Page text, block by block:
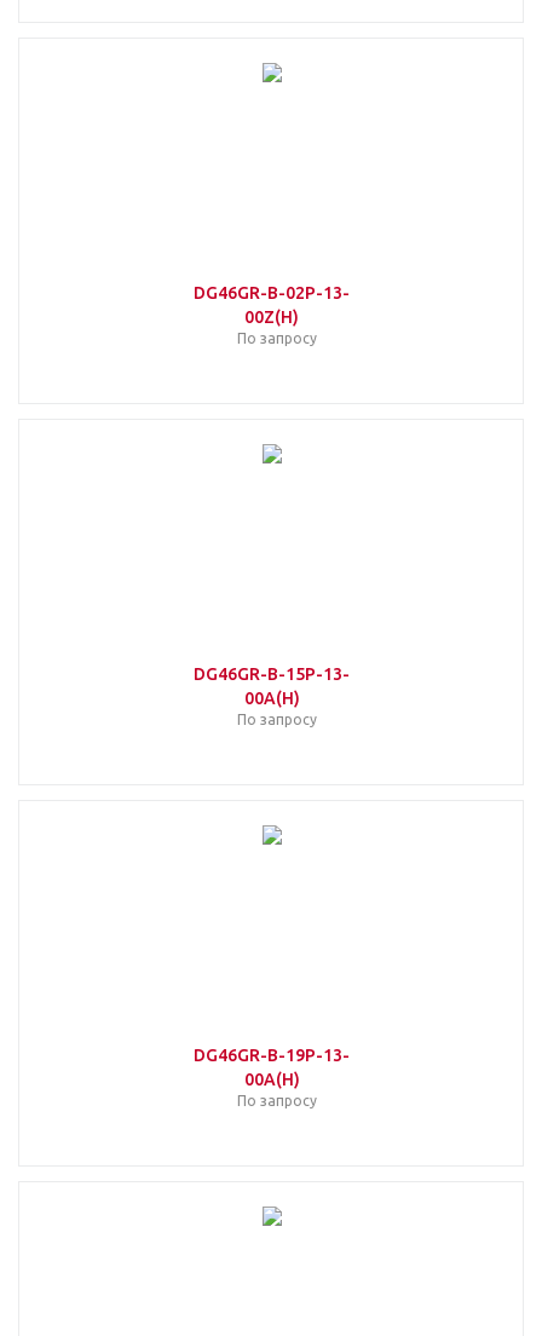
DG46GR-B-02P-13-
00Z(H)
По запросу
DG46GR-B-15P-13-
00A(H)
По запросу
DG46GR-B-19P-13-
00A(H)
По запросу